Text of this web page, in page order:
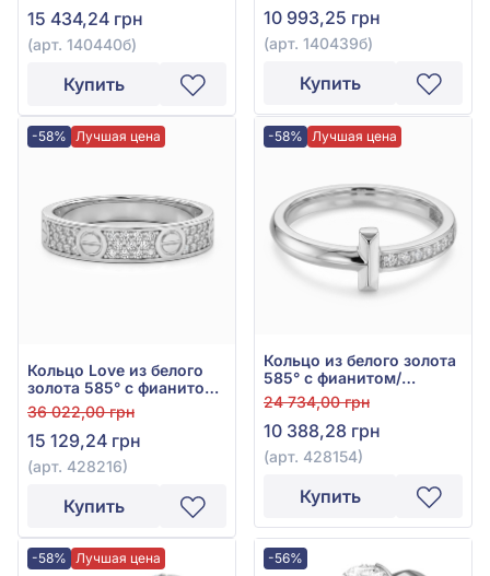
15 434,24 грн
(арт. 140440б)
Купить
10 993,25 грн
(арт. 140439б)
Купить
-58% Лучшая цена
Кольцо Love из белого
золота 585° с фианитом,
арт. 428216
36 022,00 грн
15 129,24 грн
(арт. 428216)
Купить
-58% Лучшая цена
Кольцо из белого золота
585° с фианитом/
куб.цирконием, арт.
428154
24 734,00 грн
10 388,28 грн
(арт. 428154)
Купить
-58% Лучшая цена -56%